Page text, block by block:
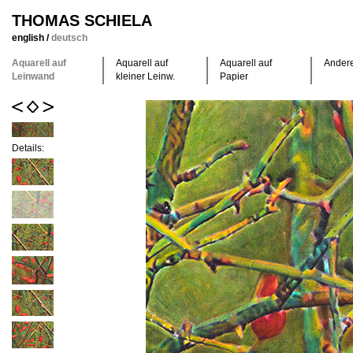
THOMAS SCHIELA
english /deutsch
Aquarell auf
Leinwand
Aquarell auf
kleiner Leinw.
Aquarell auf
Papier
Details: